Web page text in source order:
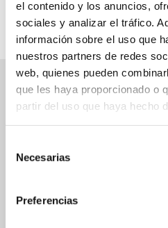
el contenido y los anuncios,
sociales y analizar el tráfico.
información sobre el uso que
nuestros partners de redes
web, quienes pueden
que les haya proporcionado o
partir del uso que haya hecho
Necesarias
Preferencias
RECETARIO
Otras recetas